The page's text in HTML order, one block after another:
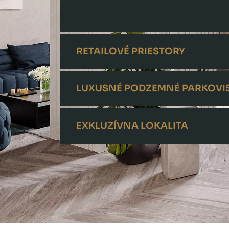
RETAILOVÉ PRIESTORY
LUXUSNÉ PODZEMNÉ
EXKLUZÍVNA LOKALITA